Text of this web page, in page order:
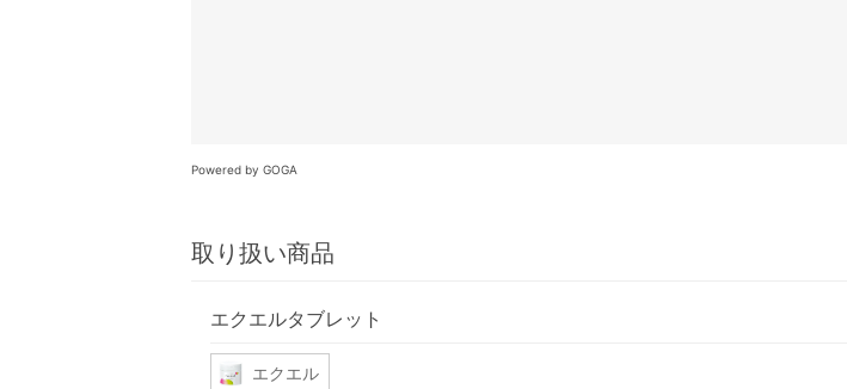
Powered by GOGA
取り扱い商品
エクエルタブレット
エクエル